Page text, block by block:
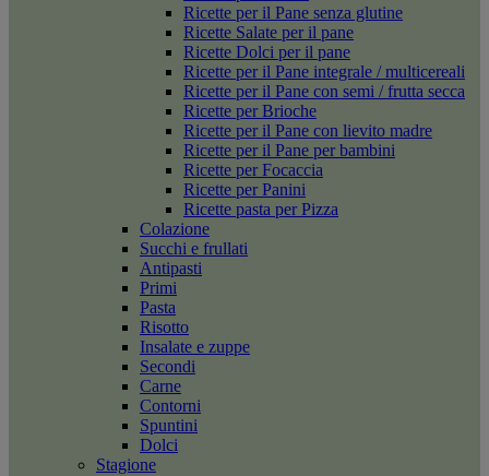
Ricette per il Pane senza glutine
Ricette Salate per il pane
Ricette Dolci per il pane
Ricette per il Pane integrale / multicereali
Ricette per il Pane con semi / frutta secca
Ricette per Brioche
Ricette per il Pane con lievito madre
Ricette per il Pane per bambini
Ricette per Focaccia
Ricette per Panini
Ricette pasta per Pizza
Colazione
Succhi e frullati
Antipasti
Primi
Pasta
Risotto
Insalate e zuppe
Secondi
Carne
Contorni
Spuntini
Dolci
Stagione